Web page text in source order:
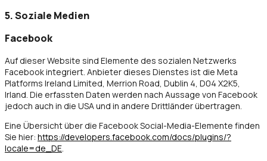
5. Soziale Medien
Facebook
Auf dieser Website sind Elemente des sozialen Netzwerks
Facebook integriert. Anbieter dieses Dienstes ist die Meta
Platforms Ireland Limited, Merrion Road, Dublin 4, D04 X2K5,
Irland. Die erfassten Daten werden nach Aussage von Facebook
jedoch auch in die USA und in andere Drittländer übertragen.
Eine Übersicht über die Facebook Social-Media-Elemente finden
Sie hier: https://developers.facebook.com/docs/plugins/?
locale=de_DE